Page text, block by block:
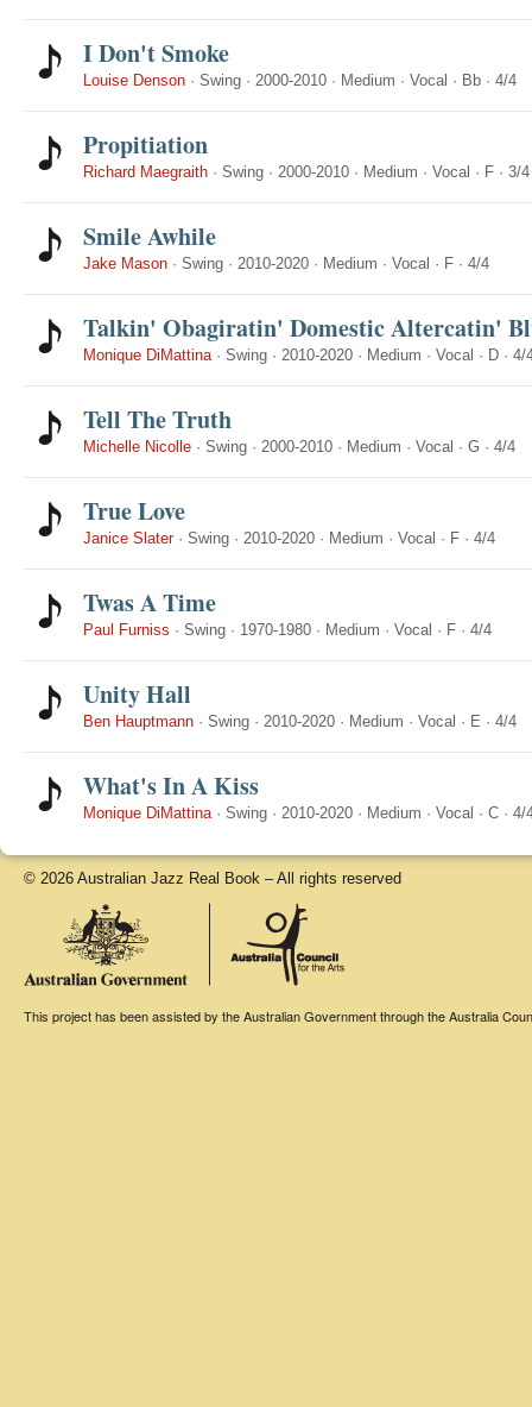
I Don't Smoke
Louise Denson · Swing · 2000-2010 · Medium · Vocal · Bb · 4/4
Propitiation
Richard Maegraith · Swing · 2000-2010 · Medium · Vocal · F · 3/4
Smile Awhile
Jake Mason · Swing · 2010-2020 · Medium · Vocal · F · 4/4
Talkin' Obagiratin' Domestic Altercatin'
Monique DiMattina· Swing · 2010-2020 · Medium · Vocal · D · 4/
Tell The Truth
Michelle Nicolle · Swing · 2000-2010 · Medium · Vocal · G · 4/4
True Love
Janice Slater· Swing · 2010-2020 · Medium · Vocal · F · 4/4
Twas A Time
Paul Furniss · Swing · 1970-1980 · Medium · Vocal · F · 4/4
Unity Hall
Ben Hauptmann · Swing · 2010-2020 · Medium · Vocal · E · 4/4
What's In A Kiss
Monique DiMattina· Swing · 2010-2020 · Medium · Vocal · C · 4/
© 2026 Australian Jazz Real Book – All rights reserved
This project has been assisted by the Australian Government through the Australia